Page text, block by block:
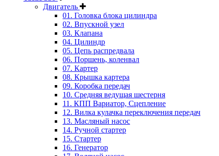
Двигатель
01. Головка блока цилиндра
02. Впускной узел
03. Клапана
04. Цилиндр
05. Цепь распредвала
06. Поршень, коленвал
07. Картер
08. Крышка картера
09. Коробка передач
10. Средняя ведущая шестерня
11. КПП Вариатор, Сцепление
12. Вилка кулачка переключения передач
13. Масляный насос
14. Ручной стартер
15. Стартер
16. Генератор